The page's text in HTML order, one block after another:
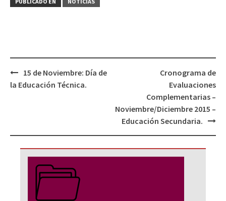
Navegación
de
15 de Noviembre: Día de
la Educación Técnica.
Cronograma de
Evaluaciones
Complementarias –
Noviembre/Diciembre 2015 –
Educación Secundaria.